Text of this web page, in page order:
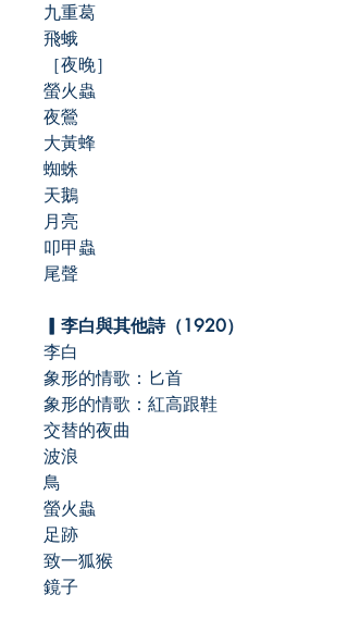
九重葛
飛蛾
［夜晚］
螢火蟲
夜鶯
大黃蜂
蜘蛛
天鵝
月亮
叩甲蟲
尾聲
▎ 李白與其他詩（1920）
李白
象形的情歌：匕首
象形的情歌：紅高跟鞋
交替的夜曲
波浪
鳥
螢火蟲
足跡
致一狐猴
鏡子